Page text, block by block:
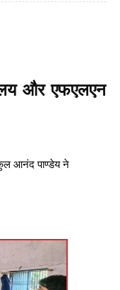
और एफएलएन
आनंद पाण्डेय ने